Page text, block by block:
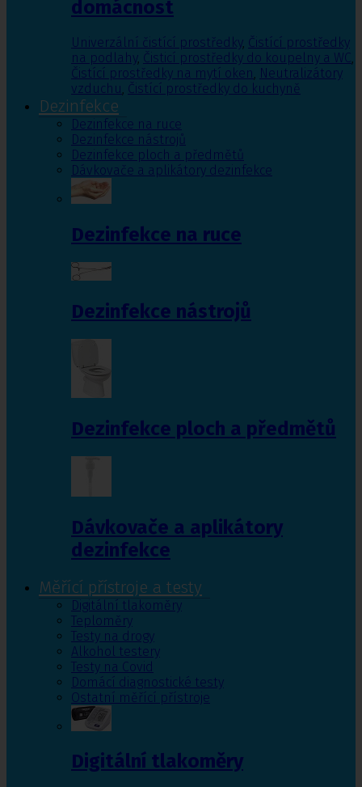
domácnost
Univerzální čistící prostředky, Čistící prostředky
na podlahy, Čisticí prostředky do koupelny a WC,
Čistící prostředky na mytí oken, Neutralizátory
vzduchu, Čistící prostředky do kuchyně
Dezinfekce
Dezinfekce na ruce
Dezinfekce nástrojů
Dezinfekce ploch a předmětů
Dávkovače a aplikátory dezinfekce
Dezinfekce na ruce
Dezinfekce nástrojů
Dezinfekce ploch a předmětů
Dávkovače a aplikátory
dezinfekce
Měřící přístroje a testy
Digitální tlakoměry
Teploměry
Testy na drogy
Alkohol testery
Testy na Covid
Domácí diagnostické testy
Ostatní měřící přístroje
Digitální tlakoměry